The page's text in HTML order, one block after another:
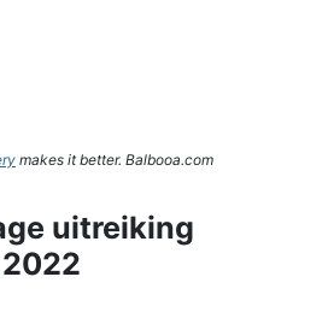
makes it better. Balbooa.com
uitreiking